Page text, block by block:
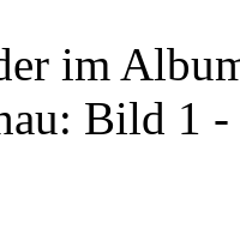
im
Bild 1 -